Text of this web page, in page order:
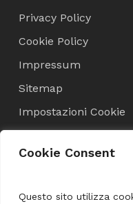
Cookie Consent
Questo sito utilizza
Privacy Policy
Cookie Policy
Impressum
Sitemap
Impostazioni Cookie
Condizioni di Vendita
Termini e Condizioni